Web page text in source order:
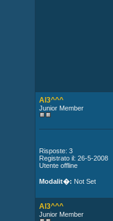
Al3^^^
Junior Member
Risposte: 3
Registrato il: 26-5-2008
Utente offline
Modalit�: Not Set
Al3^^^
Junior Member